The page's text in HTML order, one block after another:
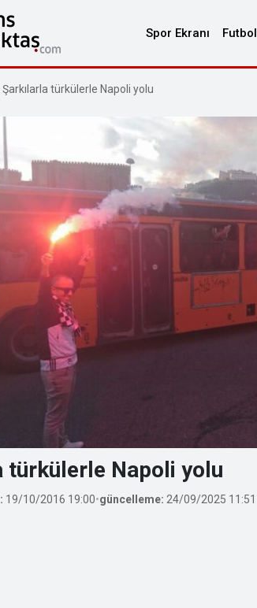
Spor Ekranı Futbol
Şarkılarla türkülerle Napoli yolu
türkülerle Napoli yolu
19/10/2016 19:00•güncelleme: 24/09/2025 11:51